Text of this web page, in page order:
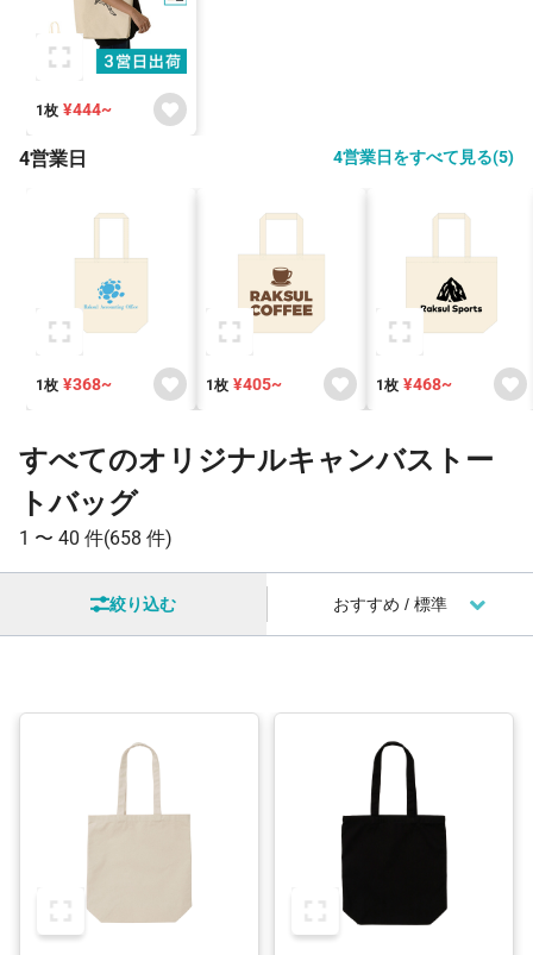
1枚 ¥444~
4営業日 4営業日をすべて見る(5)
1枚 ¥368~ 1枚 ¥405~ 1枚 ¥468~
すべてのオリジナルキャンバストー
トバッグ
1 〜 40 件(658 件)
絞り込む